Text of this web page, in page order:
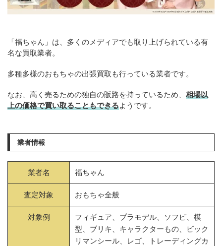
「福ちゃん」は、多くのメディアでも取り上げられている有
名な買取業者。
多種多様のおもちゃの出張買取も行っている業者です。
なお、高く売るための独自の販路を持っているため、 相場以
上の価格で買い取ることもできるようです。
業者情報
業者名 福ちゃん
査定対象 おもちゃ全般
対象例
フィギュア、プラモデル、ソフビ、模
型、ブリキ、キャラクターもの、ビック
リマンシール、レゴ、トレーディングカ